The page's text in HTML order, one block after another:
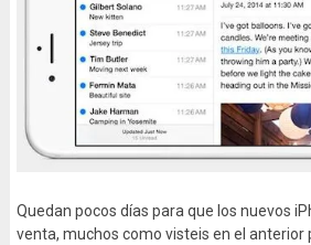
Quedan pocos días para que los nuevos
venta, muchos como visteis en el anterior